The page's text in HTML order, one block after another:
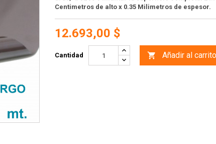
Centimetros de alto x 0.35 Milimetros de espesor.
12.693,00 $
Cantidad  Añadir al carrito